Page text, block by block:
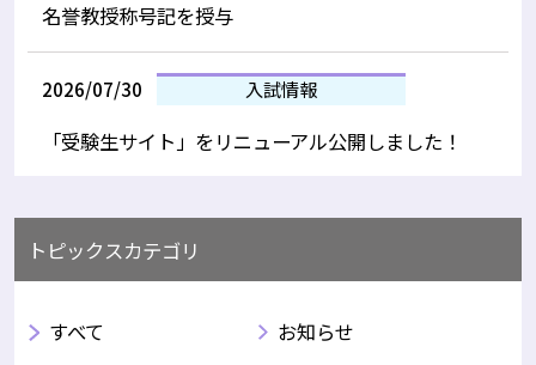
名誉教授称号記を授与
2026/07/30 入試情報
「受験生サイト」をリニューアル公開しました！
トピックスカテゴリ
すべて お知らせ